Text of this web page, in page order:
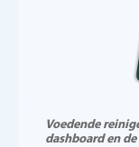
Voedende
dashboard en